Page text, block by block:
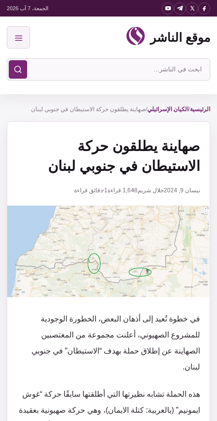
انتقل
المحتوى
الجمعة، 7 آب 2026
موقع الناشر
ابحث
في
الناشر
الرئيسية/ الكيان الإسرائيلي/صهاينة يطلقون حركة الاستيطان في جنوبي لبنان
صهاينة يطلقون حركة
الاستيطان في جنوبي لبنان
نيسان 9, 2024 جلال شريم1,648 قراءة1 دقائق قراءة
في خطوة تُعيد إلى أذهان البعض، الخطورة الوجودية
للمشروع الصهيوني، أعلنت مجموعة من المغتصبين
الصهاينة عن إطلاق حملة بهدف “الاستيطان” في جنوبي
لبنان.
هذه الحملة تشابه نظيرتها التي أطلقتها سابقًا حركة “غوش
ايمونيم” (بالعربية: كتلة الايمان)، وهي حركة صهيونية بعقيدة